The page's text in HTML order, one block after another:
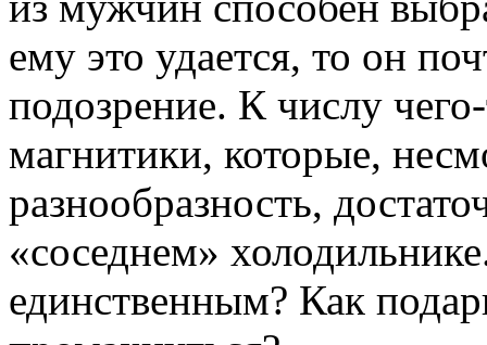
ему это удается, то он
подозрение. К числу
магнитики, которые,
разнообразность,
«соседнем»
единственным? Как